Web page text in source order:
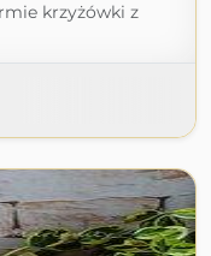
krzyżówki z